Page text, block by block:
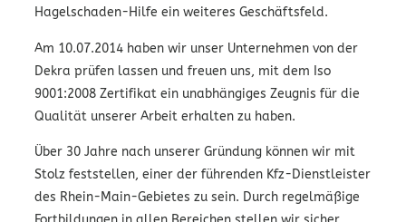
Hagelschaden-Hilfe ein weiteres Geschäftsfeld.
Am 10.07.2014 haben wir unser Unternehmen von der
Dekra prüfen lassen und freuen uns, mit dem Iso
9001:2008 Zertifikat ein unabhängiges Zeugnis für die
Qualität unserer Arbeit erhalten zu haben.
Über 30 Jahre nach unserer Gründung können wir mit
Stolz feststellen, einer der führenden Kfz-Dienstleister
des Rhein-Main-Gebietes zu sein. Durch regelmäßige